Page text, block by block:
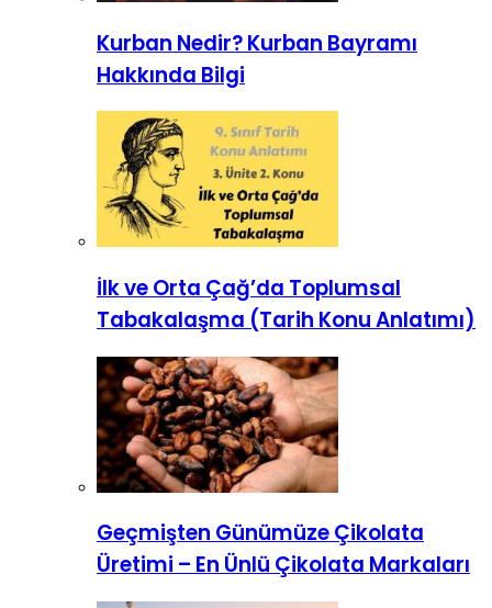
Kurban Nedir? Kurban Bayramı
Hakkında Bilgi
İlk ve Orta Çağ’da Toplumsal
Tabakalaşma (Tarih Konu Anlatımı)
Geçmişten Günümüze Çikolata
Üretimi – En Ünlü Çikolata Markaları